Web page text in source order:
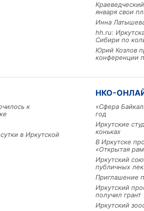
января свои
Инна
hh.ru:
Сибири по
Юрий Козлов
конференции
к
в Иркутской
НКО-
«Сфера
год
Иркутские
коньках
В Иркутске
«Открытая
Иркутский
публичных
Приглашение
Иркутский
получил грант
Иркутский